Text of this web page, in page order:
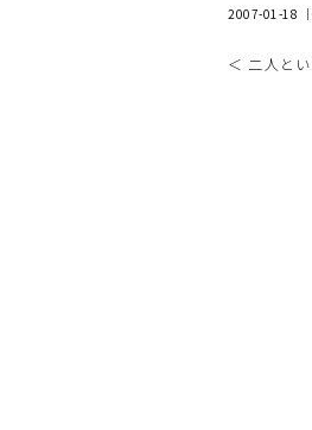
2007-01-18
＜ 二人と